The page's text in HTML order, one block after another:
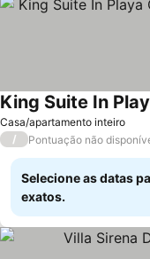
Casa/apartamento inteiro
Ver preços
/ Pontuação não
Selecione as datas
exatos.